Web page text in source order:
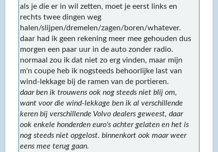
als je die er in wil zetten, moet je eerst links en
rechts twee dingen weg
halen/slijpen/dremelen/zagen/boren/whatever.
daar had ik geen rekening meer mee gehouden dus
morgen een paar uur in de auto zonder radio.
normaal zou ik dat niet zo erg vinden, maar mijn
m'n coupe heb ik nogsteeds behoorlijke last van
wind-lekkage bij de ramen van de portieren.
daar ben ik trouwens ook nog steeds niet blij om,
want voor die wind-lekkage ben ik al verschillende
keren bij verschillende Volvo dealers geweest, daar
ook enkele honderden euro's achter gelaten en het is
nog steeds niet opgelost. binnenkort ook maar weer
eens mee terug gaan.